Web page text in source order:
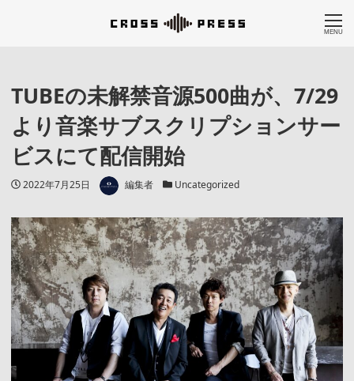
MENU
TUBEの未解禁音源500曲が、7/29
より音楽サブスクリプションサー
ビスにて配信開始
投稿日
2022年7月25日 著者 編集者 カテゴリー
Uncategorized